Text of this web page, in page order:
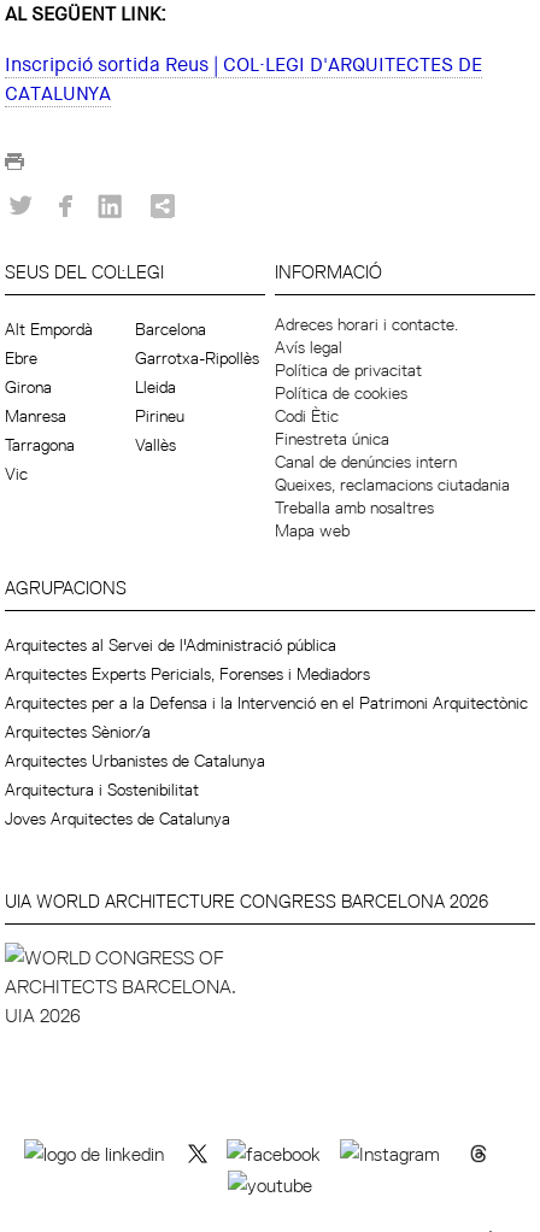
AL SEGÜENT LINK:
Inscripció sortida Reus | COL·LEGI D'ARQUITECTES DE
CATALUNYA
SEUS DEL COL·LEGI
Alt Empordà
Barcelona
Ebre
Garrotxa-Ripollès
Girona
Lleida
Manresa
Pirineu
Tarragona
Vallès
Vic
INFORMACIÓ
Adreces horari i contacte.
Avís legal
Política de privacitat
Política de cookies
Codi Ètic
Finestreta única
Canal de denúncies intern
Queixes, reclamacions ciutadania
Treballa amb nosaltres
Mapa web
AGRUPACIONS
Arquitectes al Servei de l'Administració pública
Arquitectes Experts Pericials, Forenses i Mediadors
Arquitectes per a la Defensa i la Intervenció en el Patrimoni Arquitectònic
Arquitectes Sènior/a
Arquitectes Urbanistes de Catalunya
Arquitectura i Sostenibilitat
Joves Arquitectes de Catalunya
UIA WORLD ARCHITECTURE CONGRESS BARCELONA 2026